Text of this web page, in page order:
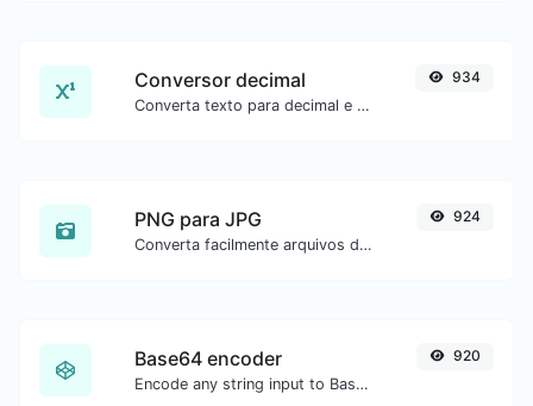
Conversor decimal
Converta texto para decimal e o contrário para qualquer entrada de string.
934
PNG para JPG
Converta facilmente arquivos de imagem PNG para JPG.
924
Base64 encoder
Encode any string input to Base64.
920